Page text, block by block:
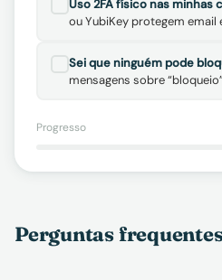
Uso 2FA físico nas minhas
ou YubiKey protegem email
Sei que ninguém pode
mensagens sobre
Progresso
Perguntas